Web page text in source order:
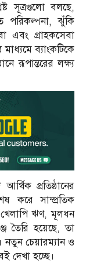
সূত্রগুলো বলছে,
পরিকল্পনা, ঝুঁকি
এবং গ্রাহকসেবা
ব্যাংকটিকে
রূপান্তরের লক্ষ্য
প্রতিষ্ঠানের
করে সাম্প্রতিক
খেলাপি ঋণ, মূলধন
তৈরি হয়েছে, তা
নতুন চেয়ারম্যান ও
দেখা হচ্ছে।